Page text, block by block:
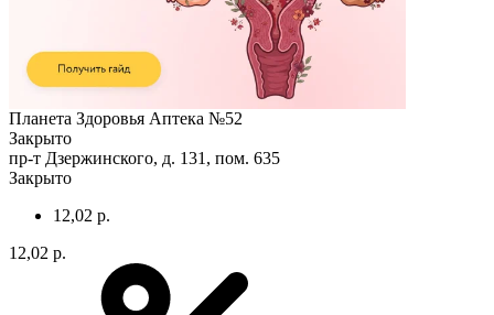
Планета Здоровья Аптека №52
Закрыто
пр-т Дзержинского, д. 131, пом. 635
Закрыто
12,02 р.
12,02 р.